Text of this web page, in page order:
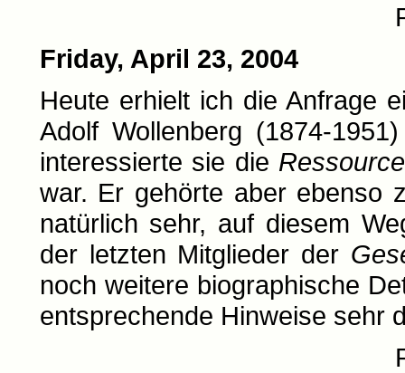
Friday, April 23, 2004
Heute erhielt ich die Anfrage
Adolf Wollenberg (1874-
interessierte sie die
war. Er gehörte aber ebenso
natürlich sehr, auf diesem
der letzten Mitglieder der
noch weitere biographische
entsprechende Hinweise sehr